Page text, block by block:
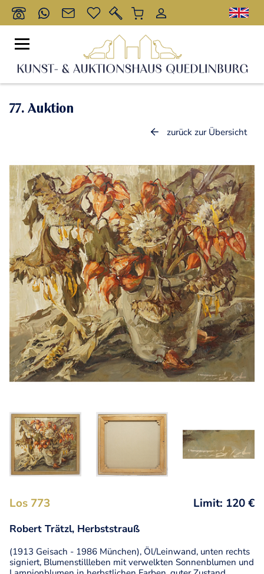
77. Auktion
zurück zur Übersicht
Los 773 Limit: 120 €
Robert Trätzl, Herbststrauß
(1913 Geisach - 1986 München), Öl/Leinwand, unten rechts
signiert, Blumenstillleben mit verwelkten Sonnenblumen und